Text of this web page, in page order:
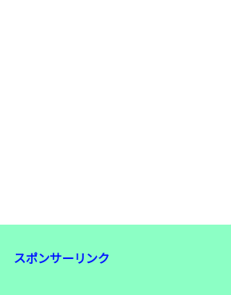
スポンサーリンク